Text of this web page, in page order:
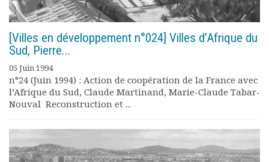
[Villes en développement n°024] Villes d’Afrique du
Sud, Pierre...
05 Juin 1994
n°24 (Juin 1994) : Action de coopération de la France avec
l’Afrique du Sud, Claude Martinand, Marie-Claude Tabar-
Nouval Reconstruction et ...